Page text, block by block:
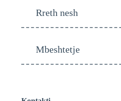
Rreth nesh
Mbeshtetje